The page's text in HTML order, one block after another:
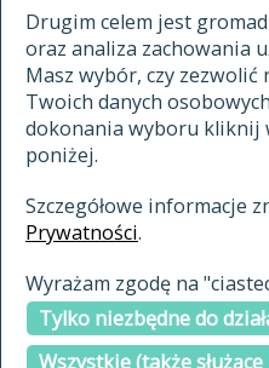
Drugim celem jest
oraz analiza zachowania
Masz wybór, czy
Twoich danych
dokonania wyboru kliknij
poniżej.
Szczegółowe informacje
Prywatności.
Wyrażam zgodę na
Tylko niezbędne do
Wszystkie (także
materiały archiwalne
cytowanie
kontakt
indeksie
a